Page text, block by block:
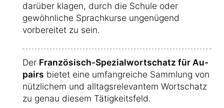
darüber klagen, durch die Schule oder
gewöhnliche Sprachkurse ungenügend
vorbereitet zu sein.
Der Französisch-Spezialwortschatz für Au-
pairs bietet eine umfangreiche Sammlung von
nützlichem und alltagsrelevantem Wortschatz
zu genau diesem Tätigkeitsfeld.